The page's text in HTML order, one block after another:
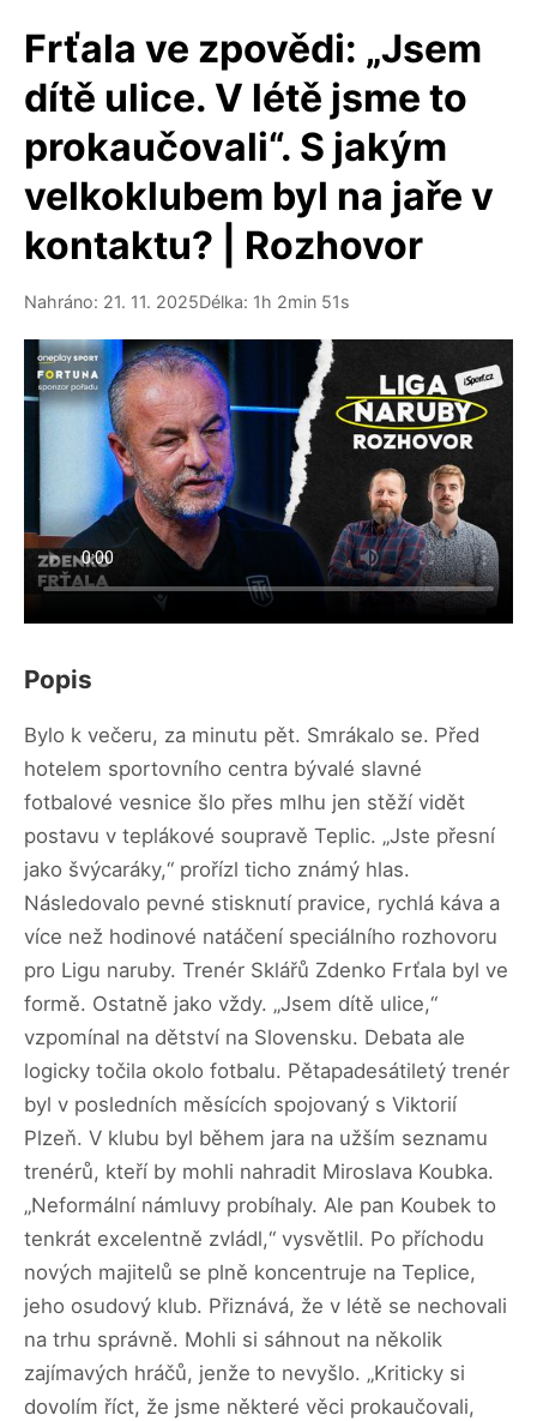
Frťala ve zpovědi: „Jsem
dítě ulice. V létě jsme to
prokaučovali“. S jakým
velkoklubem byl na jaře v
kontaktu? | Rozhovor
Nahráno: 21. 11. 2025Délka: 1h 2min 51s
Popis
Bylo k večeru, za minutu pět. Smrákalo se. Před
hotelem sportovního centra bývalé slavné
fotbalové vesnice šlo přes mlhu jen stěží vidět
postavu v teplákové soupravě Teplic. „Jste přesní
jako švýcaráky,“ prořízl ticho známý hlas.
Následovalo pevné stisknutí pravice, rychlá káva a
více než hodinové natáčení speciálního rozhovoru
pro Ligu naruby. Trenér Sklářů Zdenko Frťala byl ve
formě. Ostatně jako vždy. „Jsem dítě ulice,“
vzpomínal na dětství na Slovensku. Debata ale
logicky točila okolo fotbalu. Pětapadesátiletý trenér
byl v posledních měsících spojovaný s Viktorií
Plzeň. V klubu byl během jara na užším seznamu
trenérů, kteří by mohli nahradit Miroslava Koubka.
„Neformální námluvy probíhaly. Ale pan Koubek to
tenkrát excelentně zvládl,“ vysvětlil. Po příchodu
nových majitelů se plně koncentruje na Teplice,
jeho osudový klub. Přiznává, že v létě se nechovali
na trhu správně. Mohli si sáhnout na několik
zajímavých hráčů, jenže to nevyšlo. „Kriticky si
dovolím říct, že jsme některé věci prokaučovali,